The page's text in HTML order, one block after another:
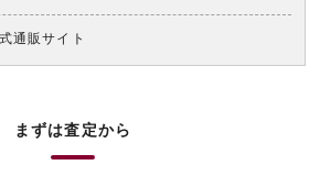
通販サイト
まずは査定から